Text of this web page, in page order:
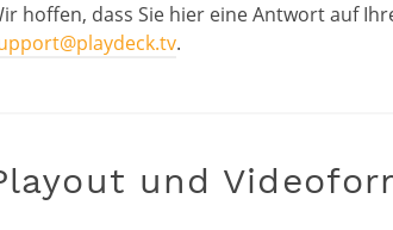
hoffen, dass Sie hier eine Antwort auf
.
und